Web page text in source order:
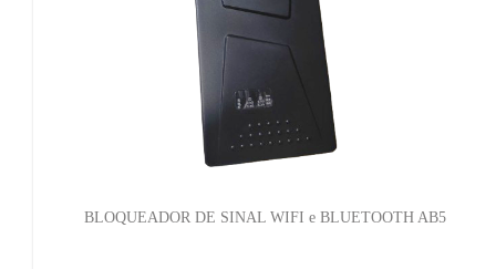
BLOQUEADOR DE SINAL WIFI e BLUETOOTH AB5